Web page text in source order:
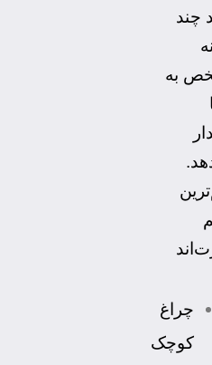
چند
به
چراغ
کوچک